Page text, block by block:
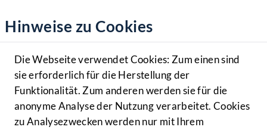
Hilfe
Benutzer
Navigationsmenü öffnen
MENÜ
Hinweise zu Cookies
Die Webseite verwendet Cookies: Zum einen sind
sie erforderlich für die Herstellung der
Funktionalität. Zum anderen werden sie für die
anonyme Analyse der Nutzung verarbeitet. Cookies
zu Analysezwecken werden nur mit Ihrem
Parlamentarisches Verfahren
Beschlüsse